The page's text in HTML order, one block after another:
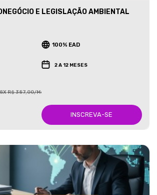
E LEGISLAÇÃO AMBIENTAL
100% EAD
2 A 12 MESES
R$ 387,00/Mês
INSCREVA-SE